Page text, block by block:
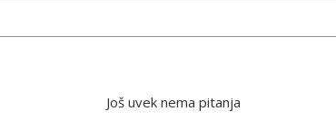
Još uvek nema pitanja